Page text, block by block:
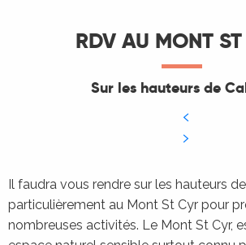
RDV AU MONT
Sur les hauteurs de
Il faudra vous rendre sur les hauteurs de
particulièrement au Mont St Cyr pour
nombreuses activités. Le Mont St Cyr,